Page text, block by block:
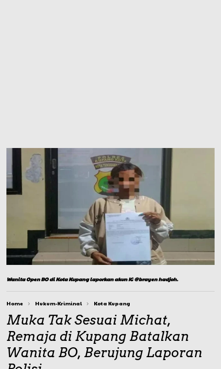
Wanita Open BO di Kota Kupang laporkan akun IG @brayen hadjoh.
Home Hukum-Kriminal Kota Kupang
Muka Tak Sesuai Michat,
Remaja di Kupang Batalkan
Wanita BO, Berujung Laporan